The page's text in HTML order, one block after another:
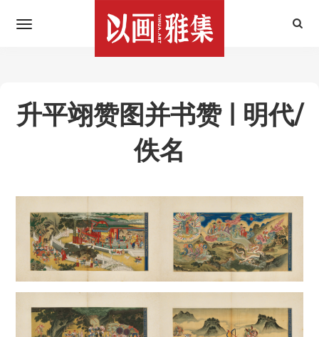
升平翊赞图并书赞 | 明代/
佚名